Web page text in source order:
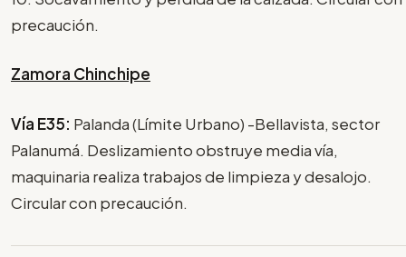
precaución.
Zamora Chinchipe
Vía E35: Palanda (Límite Urbano) -Bellavista, sector
Palanumá. Deslizamiento obstruye media vía,
maquinaria realiza trabajos de limpieza y desalojo.
Circular con precaución.